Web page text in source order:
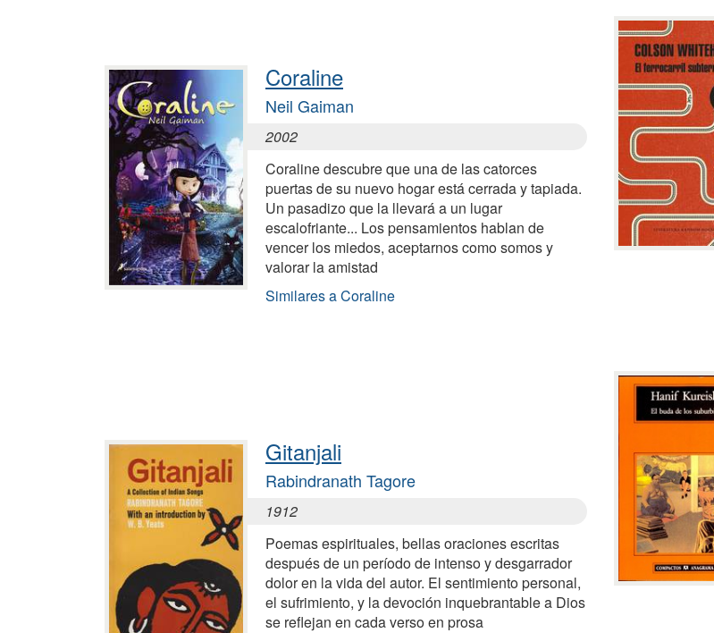
Coraline
Neil Gaiman
2002
Coraline descubre que una de las catorces
puertas de su nuevo hogar está cerrada y tapiada.
Un pasadizo que la llevará a un lugar
escalofriante... Los pensamientos hablan de
vencer los miedos, aceptarnos como somos y
valorar la amistad
Similares a Coraline
Gitanjali
Rabindranath Tagore
1912
Poemas espirituales, bellas oraciones escritas
después de un período de intenso y desgarrador
dolor en la vida del autor. El sentimiento personal,
el sufrimiento, y la devoción inquebrantable a Dios
se reflejan en cada verso en prosa